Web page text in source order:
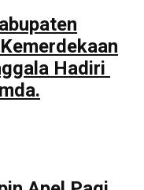
Hadiri